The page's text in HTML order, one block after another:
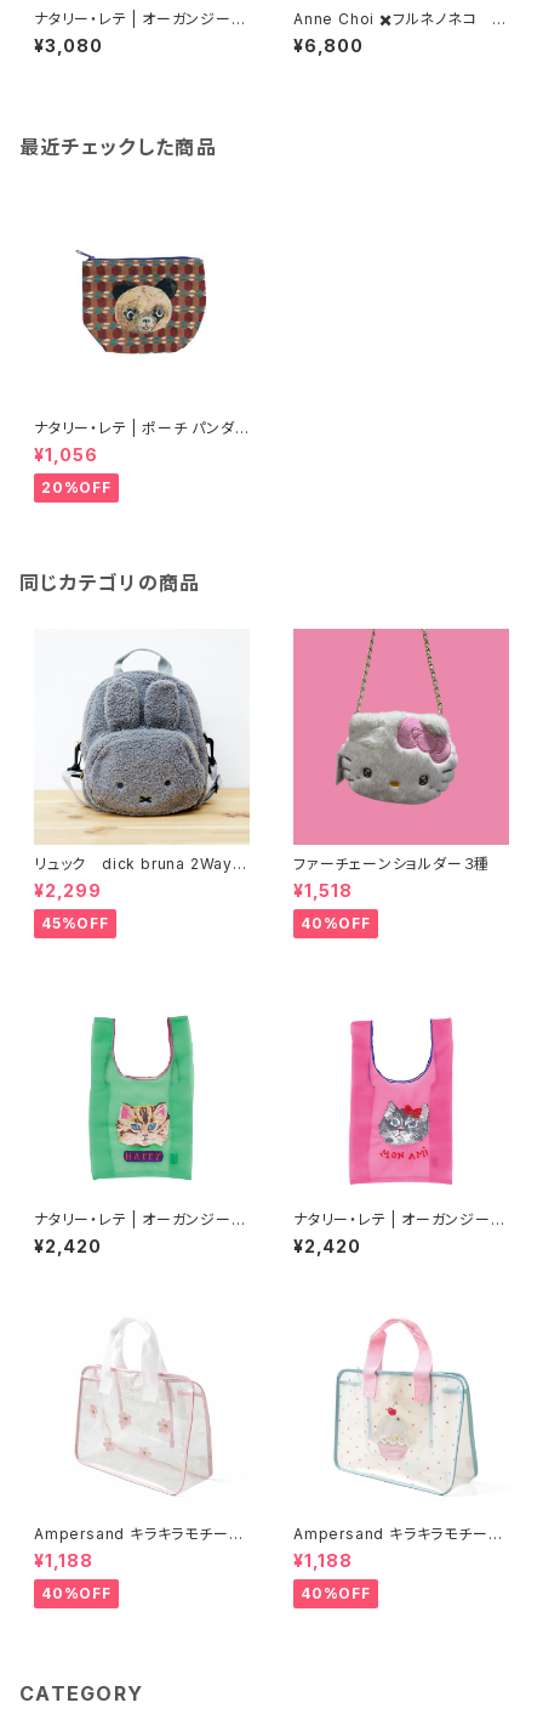
ナタリー・レテ | オーガンジーバ
ッグ | Organdy Bag Dog
¥3,080
Anne Choi ✖️フルネノネコ 限
定Tシャツ②
¥6,800
最近チェックした商品
ナタリー・レテ | ポーチ パンダ |
Pouch Animal
¥1,056
20%OFF
同じカテゴリの商品
リュック dick bruna 2Way
¥2,299
45%OFF
ファーチェーンショルダー３種
¥1,518
40%OFF
ナタリー・レテ | オーガンジーバ
ッグ S ブルーアイ | Organdy
Bag S Blue eye
¥2,420
ナタリー・レテ | オーガンジーバ
ッグ S グレーキャット | Organd
y Bag S Gray cat
¥2,420
Ampersand キラキラモチーフ
プールバッグ/PK
¥1,188
40%OFF
Ampersand キラキラモチーフ
プールバッグ/SS
¥1,188
40%OFF
CATEGORY